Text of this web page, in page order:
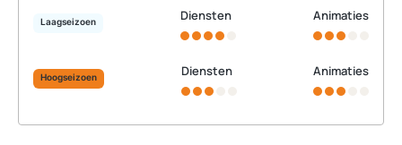
Laagseizoen Diensten Animaties
Hoogseizoen Diensten Animaties